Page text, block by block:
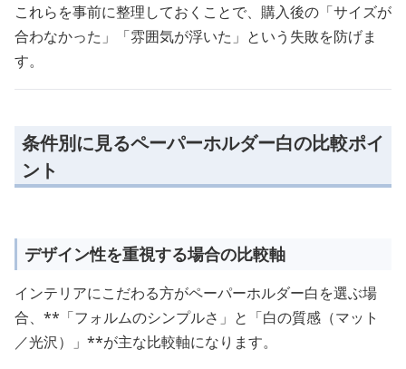
これらを事前に整理しておくことで、購入後の「サイズが
合わなかった」「雰囲気が浮いた」という失敗を防げま
す。
条件別に見るペーパーホルダー白の比較ポイ
ント
デザイン性を重視する場合の比較軸
インテリアにこだわる方がペーパーホルダー白を選ぶ場
合、**「フォルムのシンプルさ」と「白の質感（マット
／光沢）」**が主な比較軸になります。